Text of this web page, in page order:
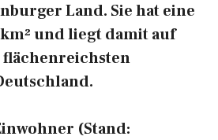
Land. Sie hat eine
und liegt damit auf
flächenreichsten
(Stand: